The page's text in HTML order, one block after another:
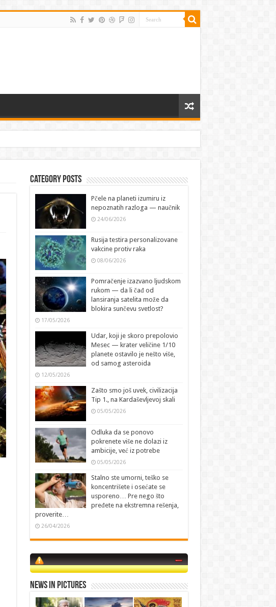
Category Posts
Pčele na planeti izumiru iz
nepoznatih razloga — naučnik
24/06/2026
Rusija testira personalizovane
vakcine protiv raka
08/06/2026
Pomračenje izazvano ljudskom
rukom — da li čađ od
lansiranja satelita može da
blokira sunčevu svetlost?
17/05/2026
Udar, koji je skoro prepolovio
Mesec — krater veličine 1/10
planete ostavilo je nešto više,
od samog asteroida
12/05/2026
Zašto smo još uvek, civilizacija
Tip 1., na Kardaševljevoj skali
05/05/2026
Odluka da se ponovo
pokrenete više ne dolazi iz
ambicije, već iz potrebe
05/05/2026
Stalno ste umorni, teško se
koncentrišete i osećate se
usporeno… Pre nego što
pređete na ekstremna rešenja,
proverite…
26/04/2026
News in Pictures